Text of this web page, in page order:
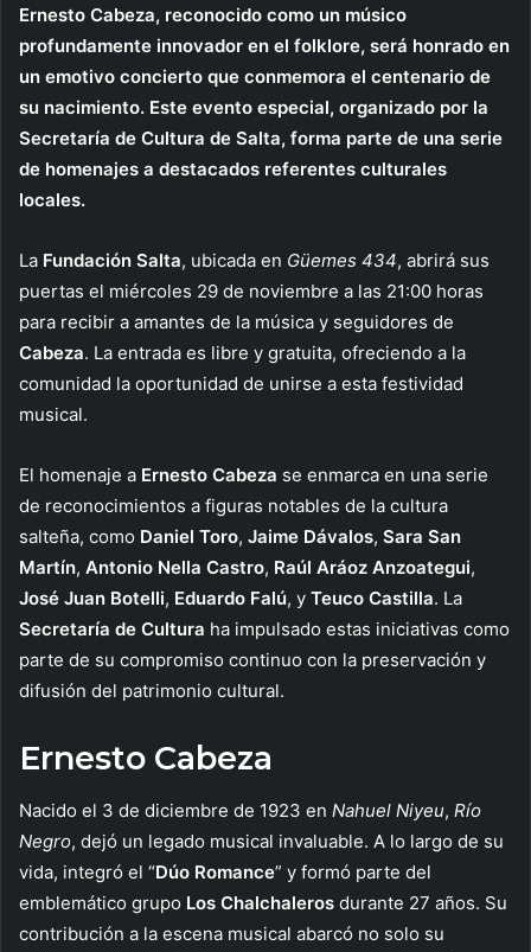
Ernesto Cabeza, reconocido como un músico
profundamente innovador en el folklore, será honrado en
un emotivo concierto que conmemora el centenario de
su nacimiento. Este evento especial, organizado por la
Secretaría de Cultura de Salta, forma parte de una serie
de homenajes a destacados referentes culturales
locales.
La Fundación Salta, ubicada en Güemes 434, abrirá sus
puertas el miércoles 29 de noviembre a las 21:00 horas
para recibir a amantes de la música y seguidores de
Cabeza. La entrada es libre y gratuita, ofreciendo a la
comunidad la oportunidad de unirse a esta festividad
musical.
El homenaje a Ernesto Cabeza se enmarca en una serie
de reconocimientos a figuras notables de la cultura
salteña, como Daniel Toro, Jaime Dávalos, Sara San
Martín, Antonio Nella Castro, Raúl Aráoz Anzoategui,
José Juan Botelli, Eduardo Falú, y Teuco Castilla. La
Secretaría de Cultura ha impulsado estas iniciativas como
parte de su compromiso continuo con la preservación y
difusión del patrimonio cultural.
Ernesto Cabeza
Nacido el 3 de diciembre de 1923 en Nahuel Niyeu, Río
Negro, dejó un legado musical invaluable. A lo largo de su
vida, integró el “Dúo Romance” y formó parte del
emblemático grupo Los Chalchaleros durante 27 años. Su
contribución a la escena musical abarcó no solo su